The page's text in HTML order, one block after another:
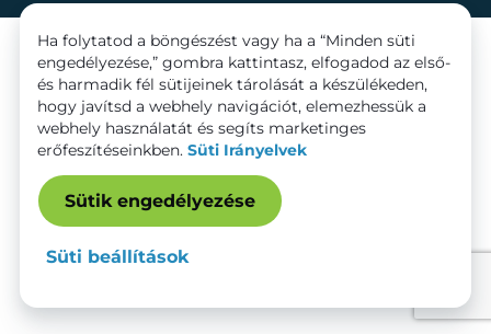
Ha folytatod a böngészést vagy ha a “Minden süti
engedélyezése,” gombra kattintasz, elfogadod az első-
és harmadik fél sütijeinek tárolását a készülékeden,
hogy javítsd a webhely navigációt, elemezhessük a
webhely használatát és segíts marketinges
erőfeszítéseinkben. Süti Irányelvek
Sütik engedélyezése
Süti beállítások